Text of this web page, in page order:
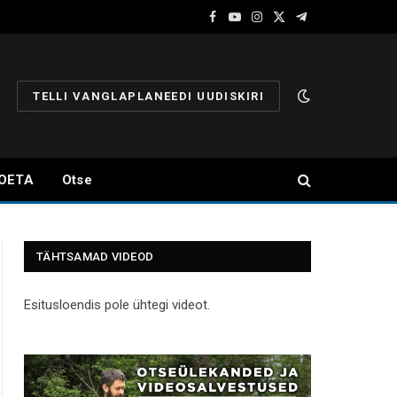
Facebook
YouTube
Instagram
X
Telegram
TELLI VANGLAPLANEEDI UUDISKIRI
Otse
TÄHTSAMAD VIDEOD
Esitusloendis pole ühtegi videot.